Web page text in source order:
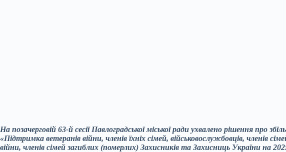
На позачерговій 63-й сесії Павлоградської міської ради ухвалено рішення про
«Підтримка ветеранів війни, членів їхніх сімей, військовослужбовців, членів
війни, членів сімей загиблих (померлих) Захисників та Захисниць України на